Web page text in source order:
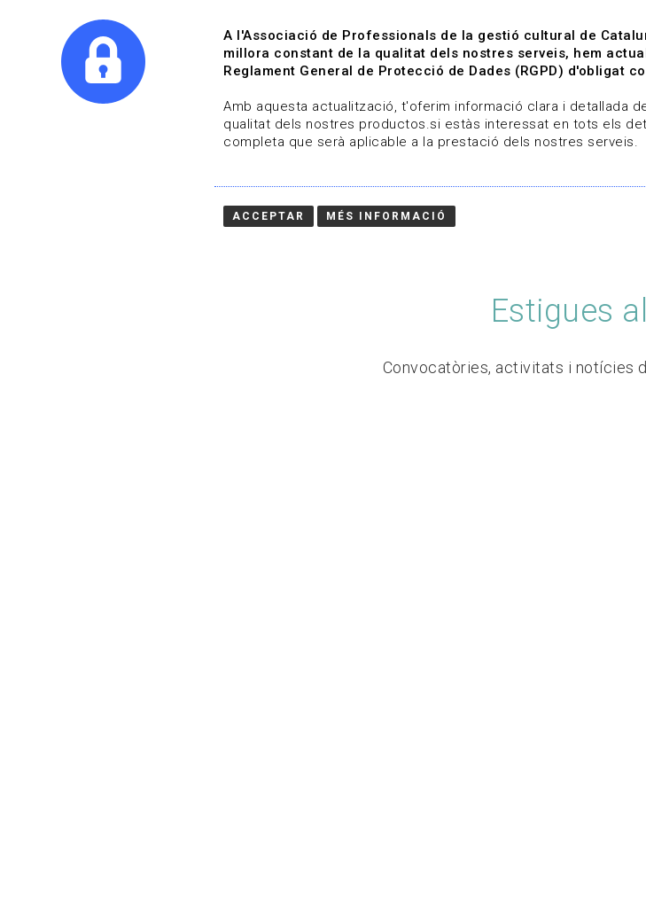
Qui som Línies de treball Projectes
Estigues
Convocatòries, activitats i notícies
A l'Associació de Professionals de la gestió cultural de
millora constant de la qualitat dels nostres serveis, hem
Reglament General de Protecció de Dades (RGPD) d'obligat
Amb aquesta actualització, t'oferim informació clara i detallada
qualitat dels nostres productos.si estàs interessat en tots els
completa que serà aplicable a la prestació dels nostres serveis.
ACCEPTAR MÉS INFORMACIÓ